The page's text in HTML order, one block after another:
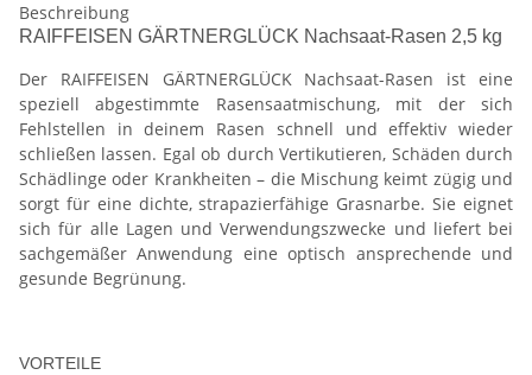
Beschreibung
RAIFFEISEN GÄRTNERGLÜCK Nachsaat-Rasen 2,5 kg
Der RAIFFEISEN GÄRTNERGLÜCK Nachsaat-Rasen ist eine
speziell abgestimmte Rasensaatmischung, mit der sich
Fehlstellen in deinem Rasen schnell und effektiv wieder
schließen lassen. Egal ob durch Vertikutieren, Schäden durch
Schädlinge oder Krankheiten – die Mischung keimt zügig und
sorgt für eine dichte, strapazierfähige Grasnarbe. Sie eignet
sich für alle Lagen und Verwendungszwecke und liefert bei
sachgemäßer Anwendung eine optisch ansprechende und
gesunde Begrünung.
VORTEILE